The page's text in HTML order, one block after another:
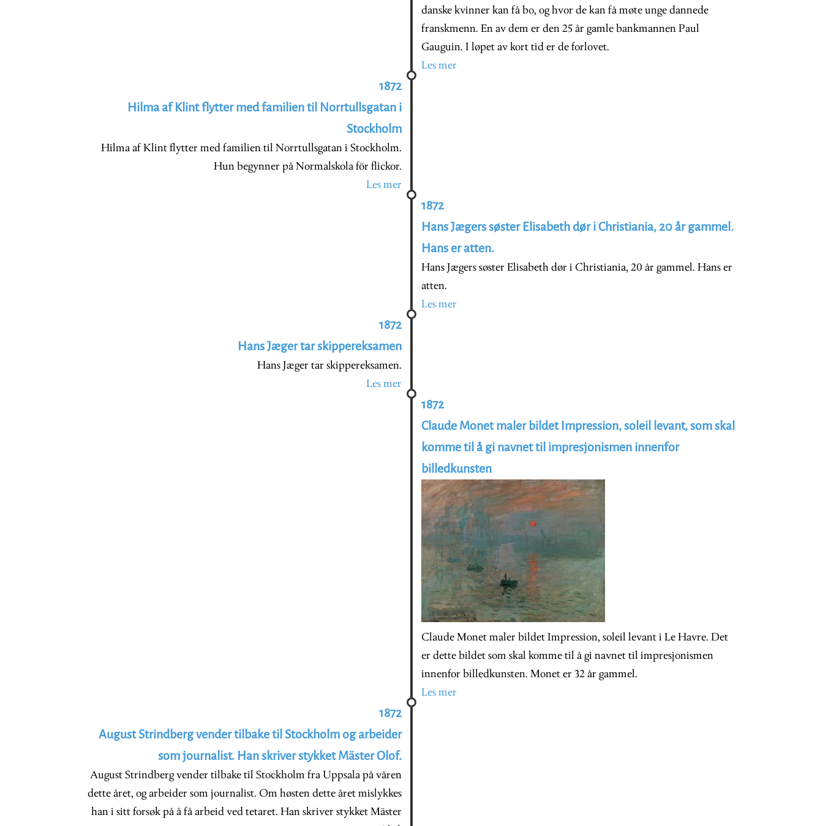
danske kvinner kan få bo, og hvor de kan få møte unge dannede
franskmenn. En av dem er den 25 år gamle bankmannen Paul
Gauguin. I løpet av kort tid er de forlovet.
Les mer
1872
Hilma af Klint flytter med familien til Norrtullsgatan i
Stockholm
Hilma af Klint flytter med familien til Norrtullsgatan i Stockholm.
Hun begynner på Normalskola för flickor.
Les mer
1872
Hans Jægers søster Elisabeth dør i Christiania, 20 år gammel.
Hans er atten.
Hans Jægers søster Elisabeth dør i Christiania, 20 år gammel. Hans er
atten.
Les mer
1872
Hans Jæger tar skippereksamen
Hans Jæger tar skippereksamen.
Les mer
1872
Claude Monet maler bildet Impression, soleil levant, som skal
komme til å gi navnet til impresjonismen innenfor
billedkunsten
Claude Monet maler bildet Impression, soleil levant i Le Havre. Det
er dette bildet som skal komme til å gi navnet til impresjonismen
innenfor billedkunsten. Monet er 32 år gammel.
Les mer
1872
August Strindberg vender tilbake til Stockholm og arbeider
som journalist. Han skriver stykket Mäster Olof.
August Strindberg vender tilbake til Stockholm fra Uppsala på våren
dette året, og arbeider som journalist. Om høsten dette året mislykkes
han i sitt forsøk på å få arbeid ved tetaret. Han skriver stykket Mäster